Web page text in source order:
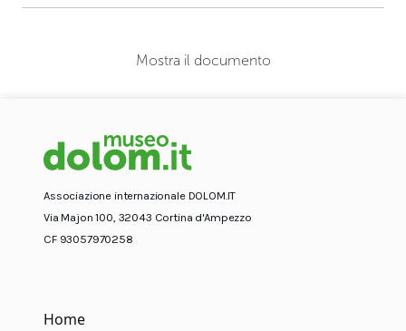
Mostra il documento
Associazione internazionale DOLOM.IT
Via Majon 100, 32043 Cortina d'Ampezzo
CF 93057970258
Home